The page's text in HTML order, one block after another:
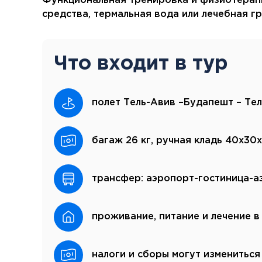
средства, термальная вода или лечебная
Что входит в тур
полет Тель-Авив –Будапешт –
багаж 26 кг, ручная кладь
трансфер: аэропорт-гостиница-
проживание, питание и лечение
налоги и сборы могут измениться